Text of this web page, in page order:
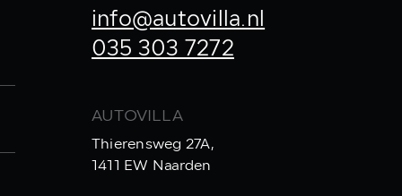
info@autovilla.nl
035 303 7272
AUTOVILLA
Thierensweg 27A,
1411 EW Naarden